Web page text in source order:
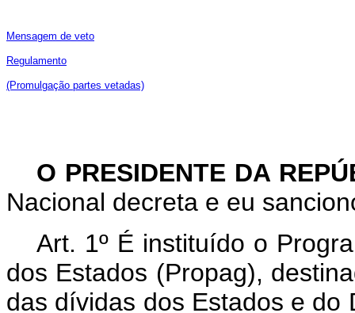
Mensagem de veto
Regulamento
(Promulgação partes vetadas)
O PRESIDENTE DA
Nacional decreta e eu
Art. 1º É instituído o
dos Estados (Propag),
das dívidas dos Estados e do